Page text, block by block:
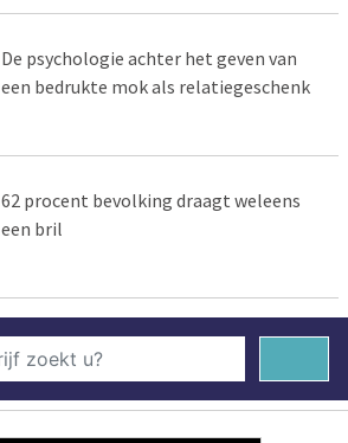
De psychologie achter het geven van
een bedrukte mok als relatiegeschenk
62 procent bevolking draagt weleens
een bril